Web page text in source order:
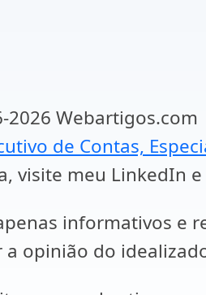
2026 Webartigos.com
de Contas,
visite meu LinkedIn
informativos e
opinião do